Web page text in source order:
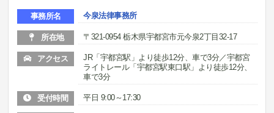
事務所名 今泉法律事務所
所在地 〒321-0954 栃木県宇都宮市元今泉2丁目32-17
アクセス
JR「宇都宮駅」より徒歩12分、車で3分／宇都宮
ライトレール「宇都宮駅東口駅」より徒歩12分、
車で3分
受付時間 平日 9:00～17:30